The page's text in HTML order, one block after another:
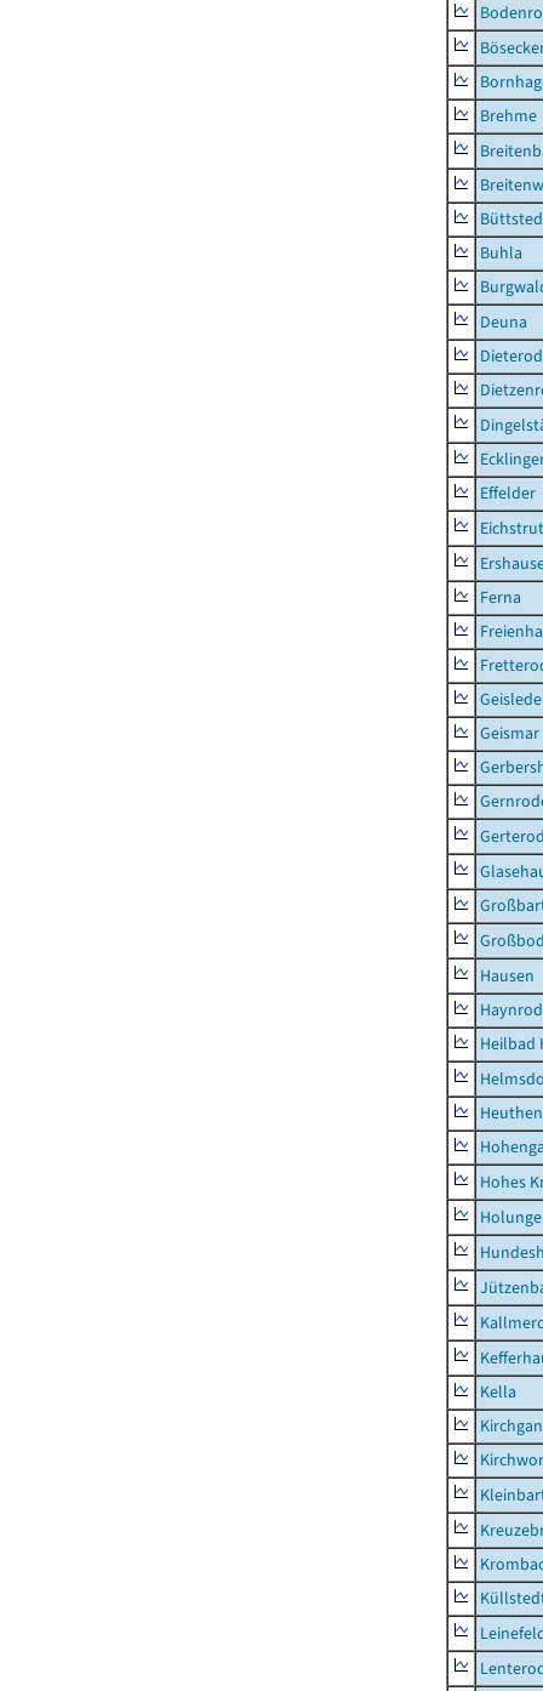
Brehme
Buhla
Deuna
Effelder
Ferna
Geismar
Hausen
Heilbad
Heuthen
Hohes
Kella